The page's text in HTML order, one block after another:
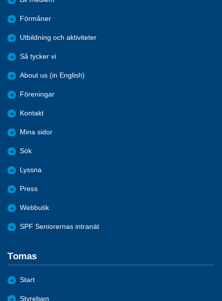
Förmåner
Utbildning och aktiviteter
Så tycker vi
About us (in English)
Föreningar
Kontakt
Mina sidor
Sök
Lyssna
Press
Webbutik
SPF Seniorernas intranät
Tomas
Start
Styrelsen